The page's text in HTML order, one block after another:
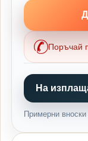
Поръчай
На
Примерни